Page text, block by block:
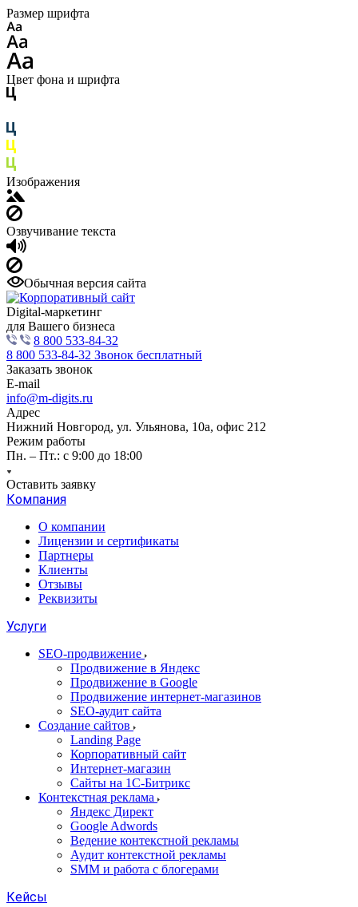
Размер шрифта
Цвет фона и шрифта
Изображения
Озвучивание текста
Обычная версия сайта
Digital-маркетинг
для Вашего бизнеса
8 800 533-84-32
8 800 533-84-32 Звонок бесплатный
Заказать звонок
E-mail
info@m-digits.ru
Адрес
Нижний Новгород, ул. Ульянова, 10а, офис 212
Режим работы
Пн. – Пт.: с 9:00 до 18:00
Оставить заявку
Компания
О компании
Лицензии и сертификаты
Партнеры
Клиенты
Отзывы
Реквизиты
Услуги
SEO-продвижение
Продвижение в Яндекс
Продвижение в Google
Продвижение интернет-магазинов
SEO-аудит сайта
Создание сайтов
Landing Page
Корпоративный сайт
Интернет-магазин
Сайты на 1С-Битрикс
Контекстная реклама
Яндекс Директ
Google Adwords
Ведение контекстной рекламы
Аудит контекстной рекламы
SMM и работа с блогерами
Кейсы